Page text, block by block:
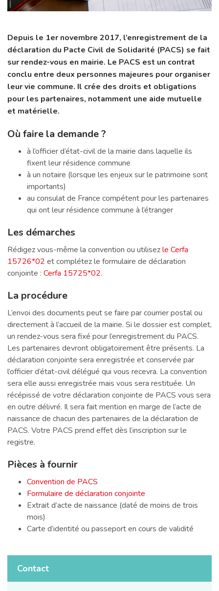
Depuis le 1er novembre 2017, l’enregistrement de la
déclaration du Pacte Civil de Solidarité (PACS) se fait
sur rendez-vous en mairie. Le PACS est un contrat
conclu entre deux personnes majeures pour organiser
leur vie commune. Il crée des droits et obligations
pour les partenaires, notamment une aide mutuelle
et matérielle.
Où faire la demande ?
à l’officier d’état-civil de la mairie dans laquelle ils
fixent leur résidence commune
à un notaire (lorsque les enjeux sur le patrimoine sont
importants)
au consulat de France compétent pour les partenaires
qui ont leur résidence commune à l’étranger
Les démarches
Rédigez vous-même la convention ou utilisezle Cerfa
15726*02 et complétez le formulaire de déclaration
conjointe : Cerfa 15725*02.
La procédure
L’envoi des documents peut se faire par courrier postal ou
directement à l’accueil de la mairie. Si le dossier est complet,
un rendez-vous sera fixé pour l’enregistrement du PACS.
Les partenaires devront obligatoirement être présents. La
déclaration conjointe sera enregistrée et conservée par
l’officier d’état-civil délégué qui vous recevra. La convention
sera elle aussi enregistrée mais vous sera restituée. Un
récépissé de votre déclaration conjointe de PACS vous sera
en outre délivré. Il sera fait mention en marge de l’acte de
naissance de chacun des partenaires de la déclaration de
PACS. Votre PACS prend effet dès l’inscription sur le
registre.
Pièces à fournir
Convention de PACS
Formulaire de déclaration conjointe
Extrait d’acte de naissance (daté de moins de trois
mois)
Carte d’identité ou passeport en cours de validité
Contact